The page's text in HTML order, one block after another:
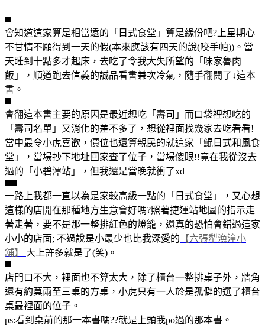
會知道這家算是相當遠的「日式食堂」算是緣份吧?上星期心
不甘情不願得到一天的假(本來應該有四天的說(咬手帕))。當
天睡到十點多才起床，去吃了令我大失所望的「味家魯肉
飯」，順道跑去信義的誠品看書兼次冷氣，隨手翻閱了↓這本
書。
會翻這本書主要的原因是最近想吃「壽司」而口袋裡想吃的
「壽司名單」又消化的差不多了，想從裡面找幾家去吃看看!
當中最令小虎喜歡，價位也還算親民的就這家「鯤日式和風食
堂」，當場抄下地址回家查了位子，當場傻眼!!竟在我從沒去
過的「小碧潭站」，但我還是當晚就衝了xd
一路上我都一直以為是家較高級一點的「日式食堂」，又心想
這樣的店開在那種地方生意會好嗎?照著捷運站地圖的指示走
著走著，要不是那一整排紅色的燈籠，還真的恐怕會錯過這家
小小的店面; 不過說是小最少也比我深愛的 【六張犁漁潼小
舖】 大上許多就是了(笑)。
店門口不大，裡面也不算太大，除了櫃台一整排桌子外，牆角
還有約莫兩至三桌的方桌，小虎只有一人於是孤僻的選了櫃台
桌最裡面的位子。
ps:看到桌前的那一本書嗎??就是上頭我po過的那本書。